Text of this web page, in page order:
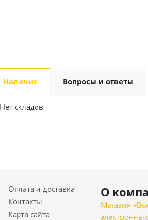
Наличие Вопросы и ответы
Нет складов
Оплата и доставка
Контакты
Карта сайта
О
Магазин